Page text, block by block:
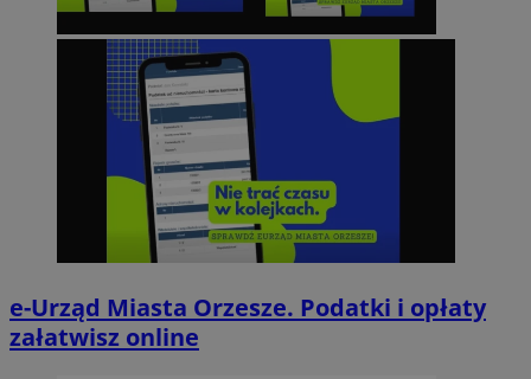
e-Urząd Miasta Orzesze. Podatki i opłaty
załatwisz online